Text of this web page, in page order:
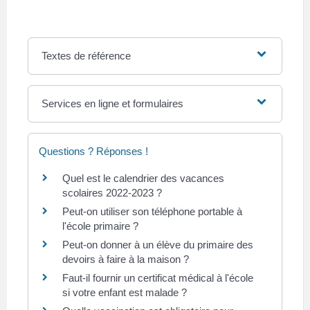
Textes de référence
Services en ligne et formulaires
Questions ? Réponses !
Quel est le calendrier des vacances
scolaires 2022-2023 ?
Peut-on utiliser son téléphone portable à
l'école primaire ?
Peut-on donner à un élève du primaire des
devoirs à faire à la maison ?
Faut-il fournir un certificat médical à l'école
si votre enfant est malade ?